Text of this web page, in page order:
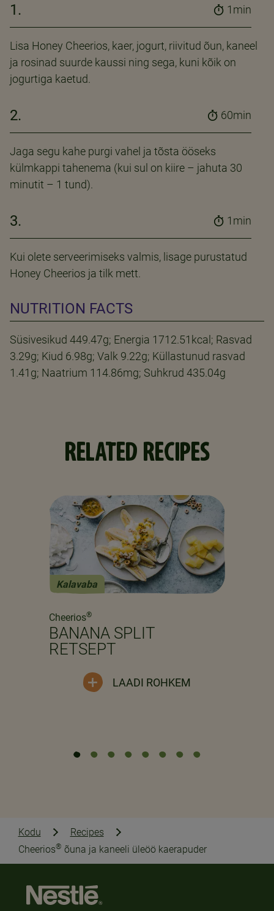
1. 1min
Lisa Honey Cheerios, kaer, jogurt, riivitud õun, kaneel
ja rosinad suurde kaussi ning sega, kuni kõik on
jogurtiga kaetud.
2. 60min
Jaga segu kahe purgi vahel ja tõsta ööseks
külmkappi tahenema (kui sul on kiire – jahuta 30
minutit – 1 tund).
3. 1min
Kui olete serveerimiseks valmis, lisage purustatud
Honey Cheerios ja tilk mett.
NUTRITION FACTS
Süsivesikud 449.47g; Energia 1712.51kcal; Rasvad
3.29g; Kiud 6.98g; Valk 9.22g; Küllastunud rasvad
1.41g; Naatrium 114.86mg; Suhkrud 435.04g
RELATED RECIPES
Kalavaba
Cheerios®
BANANA SPLIT
RETSEPT
LAADI ROHKEM
Kodu
Recipes
Cheerios® õuna ja kaneeli üleöö kaerapuder